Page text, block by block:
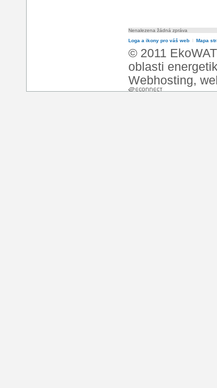
Nenalezena žádná zpráva
Loga a ikony pro váš web l Mapa
© 2011
oblasti
Webhosting,